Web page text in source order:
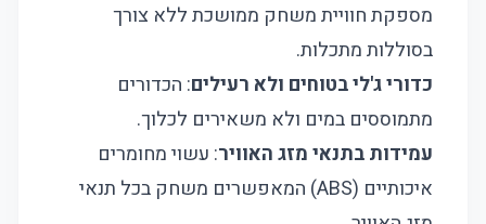
מספקת חוויית משחק ממושכת ללא צורך
בסוללות מתכלות.
כדורי ג'לי בטוחים ולא רעילים: הכדורים
מתמוססים במים ולא משאירים לכלוך.
עמידות בתנאי מזג האוויר: עשוי מחומרים
איכותיים (ABS) המאפשרים משחק בכל תנאי